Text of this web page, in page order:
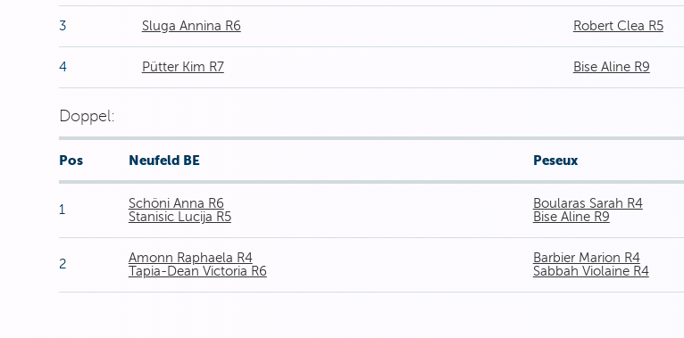
3 Sluga Annina R6 Robert Clea R5
4 Pütter Kim R7 Bise Aline R9
Doppel:
Pos Neufeld BE Peseux
1
Schöni Anna R6
Stanisic Lucija R5
Boularas Sarah R4
Bise Aline R9
2
Amonn Raphaela R4
Tapia-Dean Victoria R6
Barbier Marion R4
Sabbah Violaine R4